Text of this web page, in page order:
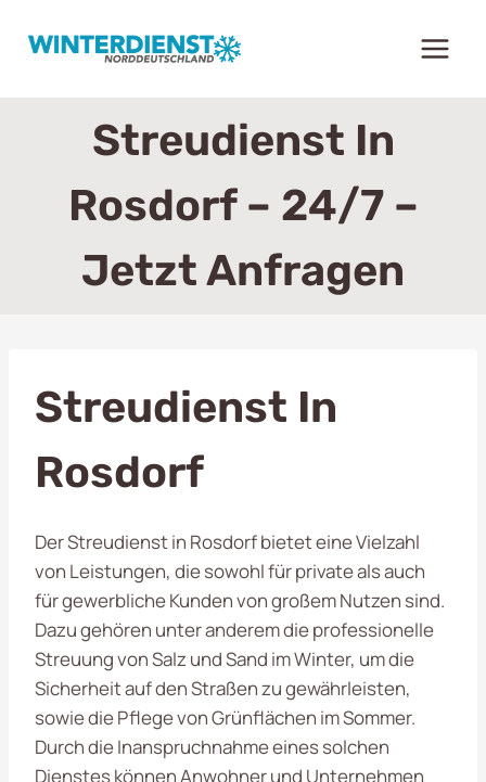
Inhalt
Streudienst In
Rosdorf – 24/7 –
Jetzt Anfragen
Streudienst In
Rosdorf
Der Streudienst in Rosdorf bietet eine Vielzahl
von Leistungen, die sowohl für private als auch
für gewerbliche Kunden von großem Nutzen sind.
Dazu gehören unter anderem die professionelle
Streuung von Salz und Sand im Winter, um die
Sicherheit auf den Straßen zu gewährleisten,
sowie die Pflege von Grünflächen im Sommer.
Durch die Inanspruchnahme eines solchen
Dienstes können Anwohner und Unternehmen